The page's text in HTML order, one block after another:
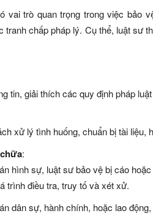
vai trò quan trọng trong việc bảo
tranh chấp pháp lý. Cụ thể, luật sư
tin, giải thích các quy định pháp
xử lý tình huống, chuẩn bị tài liệu,
:
hình sự, luật sư bảo vệ bị cáo
trình điều tra, truy tố và xét xử.
dân sự, hành chính, hoặc lao